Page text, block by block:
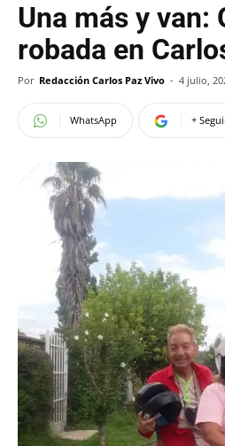
Una más y van:
robada en
Por Redacción Carlos Paz Vivo - 4 julio,
WhatsApp +